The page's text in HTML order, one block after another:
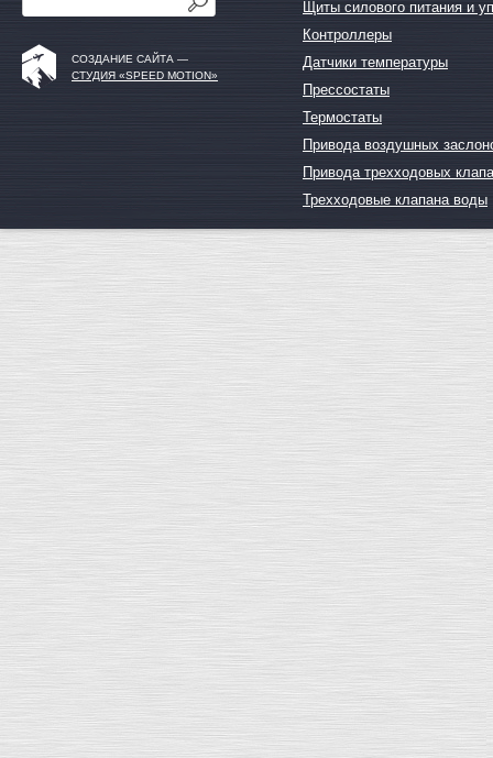
СОЗДАНИЕ САЙТА —
СТУДИЯ «SPEED MOTION»
Щиты силового питания и
Контроллеры
Датчики температуры
Прессостаты
Термостаты
Привода воздушных
Привода трехходовых
Трехходовые клапана воды